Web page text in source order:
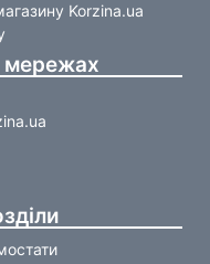
Korzina.ua
мережах